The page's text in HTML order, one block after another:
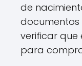
de
documentos
verificar que
para